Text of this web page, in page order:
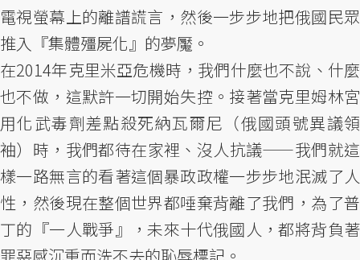
電視螢幕上的離譜謊言，然後一步步地把俄國民眾
推入『集體殭屍化』的夢魘。
在2014年克里米亞危機時，我們什麼也不說、什麼
也不做，這默許一切開始失控。接著當克里姆林宮
用化武毒劑差點殺死納瓦爾尼（俄國頭號異議領
袖）時，我們都待在家裡、沒人抗議——我們就這
樣一路無言的看著這個暴政政權一步步地泯滅了人
性，然後現在整個世界都唾棄背離了我們，為了普
丁的『一人戰爭』，未來十代俄國人，都將背負著